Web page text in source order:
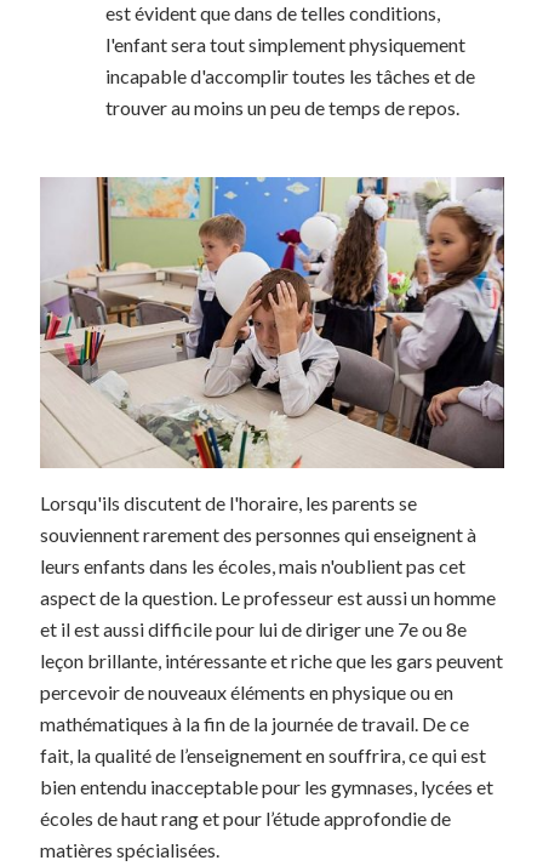
est évident que dans de telles conditions,
l'enfant sera tout simplement physiquement
incapable d'accomplir toutes les tâches et de
trouver au moins un peu de temps de repos.
Lorsqu'ils discutent de l'horaire, les parents se
souviennent rarement des personnes qui enseignent à
leurs enfants dans les écoles, mais n'oublient pas cet
aspect de la question. Le professeur est aussi un homme
et il est aussi difficile pour lui de diriger une 7e ou 8e
leçon brillante, intéressante et riche que les gars peuvent
percevoir de nouveaux éléments en physique ou en
mathématiques à la fin de la journée de travail. De ce
fait, la qualité de l’enseignement en souffrira, ce qui est
bien entendu inacceptable pour les gymnases, lycées et
écoles de haut rang et pour l’étude approfondie de
matières spécialisées.